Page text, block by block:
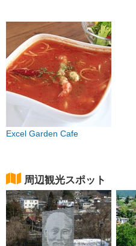
Excel Garden Cafe
周辺観光スポット